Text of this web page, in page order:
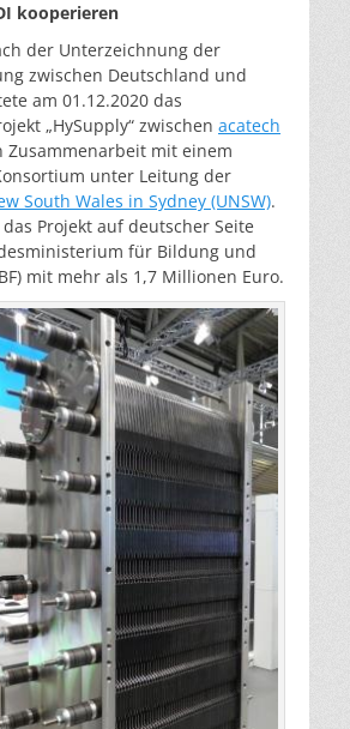
kooperieren
der Unterzeichnung der
zwischen Deutschland und
am 01.12.2020 das
„HySupply“ zwischen acatech
Zusammenarbeit mit einem
unter Leitung der
South Wales in Sydney (UNSW).
Projekt auf deutscher Seite
für Bildung und
mit mehr als 1,7 Millionen Euro.